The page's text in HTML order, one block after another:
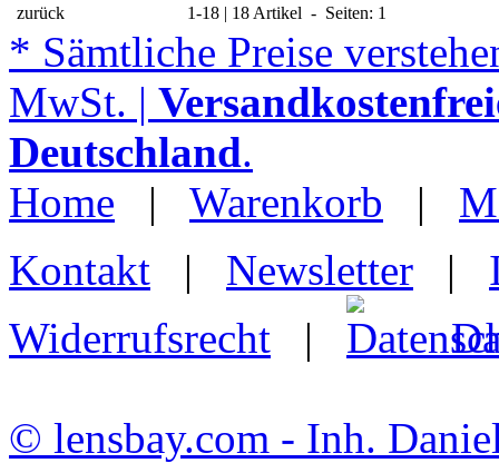
zurück
1-18 | 18 Artikel - Seiten: 1
* Sämtliche Preise
MwSt. |
Deutschland.
Home | Warenkorb |
Kontakt | Newsletter |
Widerrufsrecht |
© lensbay.com - Inh.